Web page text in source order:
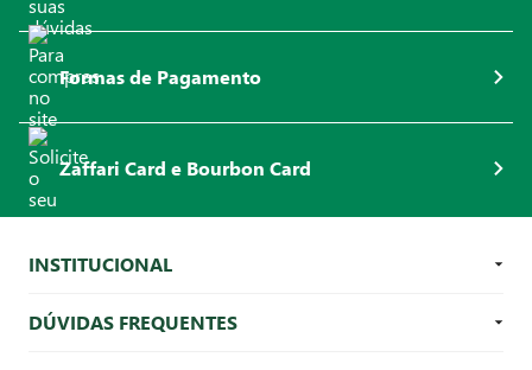
Formas de Pagamento
Zaffari Card e Bourbon Card
INSTITUCIONAL
DÚVIDAS FREQUENTES